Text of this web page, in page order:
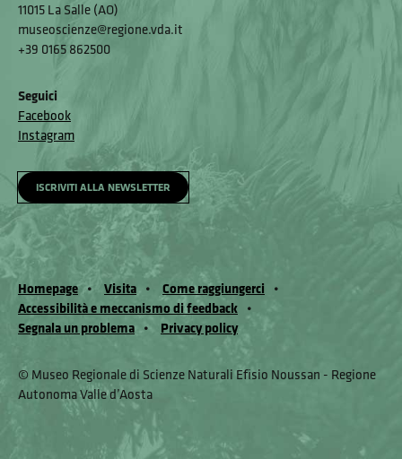
11015 La Salle (AO)
museoscienze@regione.vda.it
+39 0165 862500
Seguici
Facebook
Instagram
ISCRIVITI ALLA NEWSLETTER
Homepage Visita
Come raggiungerci
Accessibilità e meccanismo di feedback
Segnala un problema
Privacy policy
© Museo Regionale di Scienze Naturali Eﬁsio Noussan - Regione
Autonoma Valle d’Aosta